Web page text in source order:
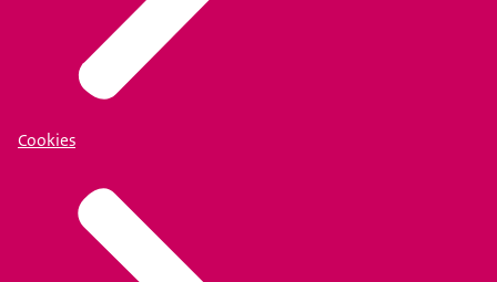
Cookies